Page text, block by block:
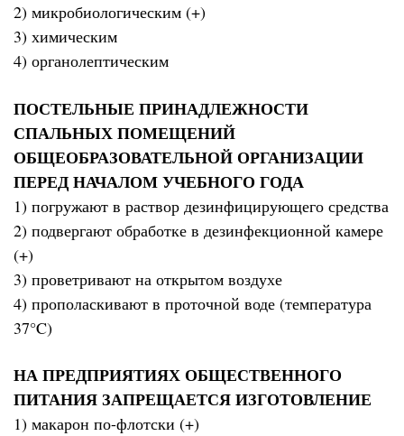
2) микробиологическим (+)
3) химическим
4) органолептическим
ПОСТЕЛЬНЫЕ ПРИНАДЛЕЖНОСТИ
СПАЛЬНЫХ ПОМЕЩЕНИЙ
ОБЩЕОБРАЗОВАТЕЛЬНОЙ ОРГАНИЗАЦИИ
ПЕРЕД НАЧАЛОМ УЧЕБНОГО ГОДА
1) погружают в раствор дезинфицирующего средства
2) подвергают обработке в дезинфекционной камере
(+)
3) проветривают на открытом воздухе
4) прополаскивают в проточной воде (температура
37°C)
НА ПРЕДПРИЯТИЯХ ОБЩЕСТВЕННОГО
ПИТАНИЯ ЗАПРЕЩАЕТСЯ ИЗГОТОВЛЕНИЕ
1) макарон по-флотски (+)